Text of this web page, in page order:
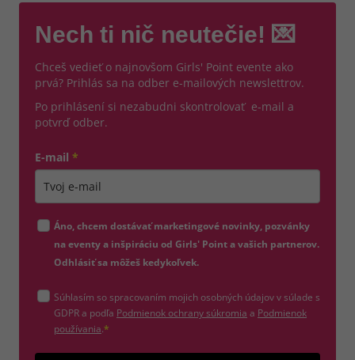
Nech ti nič neutečie! 💌
Chceš vedieť o najnovšom Girls' Point evente ako
prvá? Prihlás sa na odber e-mailových newslettrov.
Po prihlásení si nezabudni skontrolovať e-mail a
potvrď odber.
E-mail *
Áno, chcem dostávať marketingové novinky, pozvánky
na eventy a inšpiráciu od Girls' Point a vašich partnerov.
Odhlásiť sa môžeš kedykoľvek.
Súhlasím so spracovaním mojich osobných údajov v súlade s
GDPR a podľa Podmienok ochrany súkromia (otvorí sa v novom okne)
a Podmienok
používania(otvorí sa v novom okne)
.*